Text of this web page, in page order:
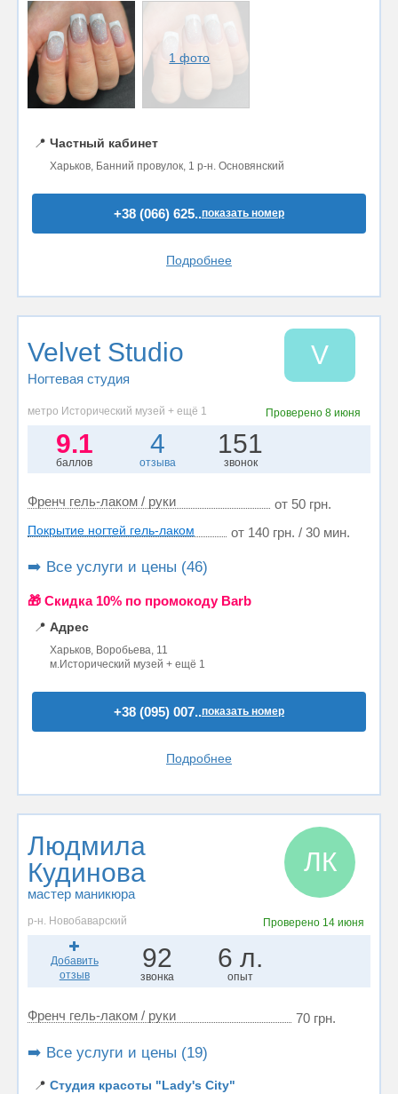
1 фото
📍 Частный кабинет
Харьков, Банний провулок, 1 р-н. Основянский
+38 (066) 625..показать номер
Подробнее
Velvet Studio
Ногтевая студия
V
метро Исторический музей + ещё 1 Проверено8 июня
9.1
баллов
4
отзыва
151
звонок
Френч гель-лаком / руки от 50 грн.
Покрытие ногтей гель-лаком от 140 грн. / 30 мин.
➡️ Все услуги и цены (46)
🎁 Cкидка 10% по промокоду Barb
📍 Адрес
Харьков, Воробьева, 11
м.Исторический музей + ещё 1
+38 (095) 007..показать номер
Подробнее
Людмила
Кудинова
мастер маникюра
ЛК
р-н. Новобаварский Проверено 14 июня
Добавить
отзыв
92
звонка
6 л.
опыт
Френч гель-лаком / руки 70 грн.
➡️ Все услуги и цены (19)
📍 Студия красоты "Lady's City"